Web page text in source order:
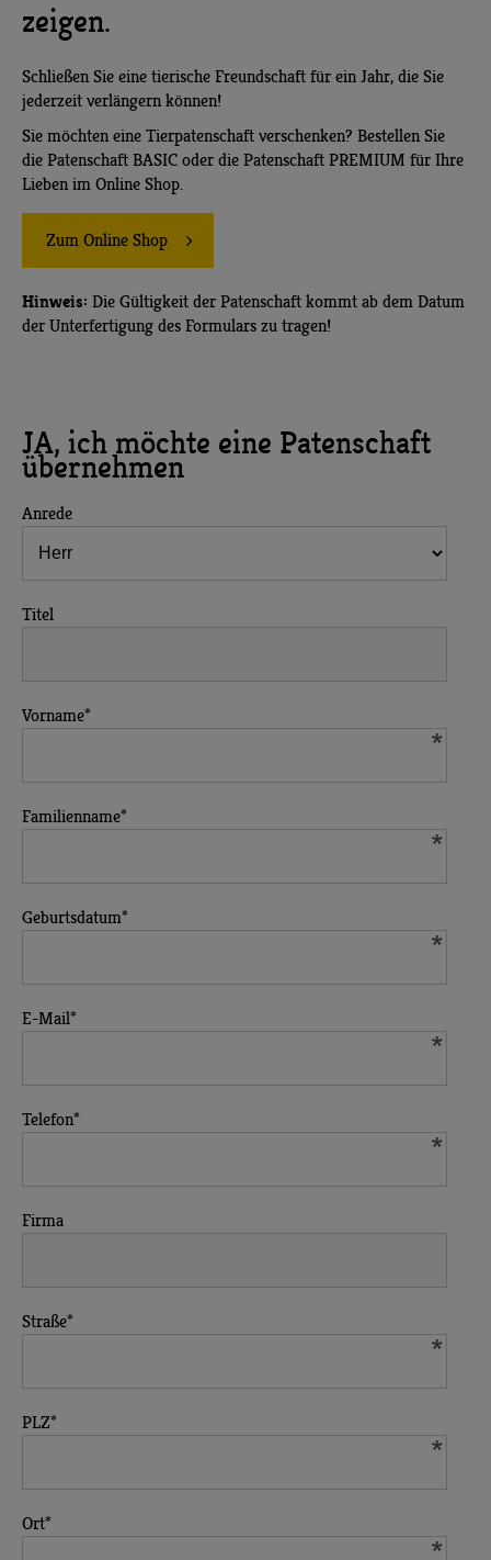
zeigen.
Schließen Sie eine tierische Freundschaft für ein Jahr, die Sie
jederzeit verlängern können!
Sie möchten eine Tierpatenschaft verschenken? Bestellen Sie
die Patenschaft BASIC oder die Patenschaft PREMIUM für Ihre
Lieben im Online Shop.
Zum Online Shop
Hinweis: Die Gültigkeit der Patenschaft kommt ab dem Datum
der Unterfertigung des Formulars zu tragen!
JA, ich möchte eine Patenschaft
übernehmen
Anrede
Titel
Vorname*
Familienname*
Geburtsdatum*
E-Mail*
Telefon*
Firma
Straße*
PLZ*
Ort*